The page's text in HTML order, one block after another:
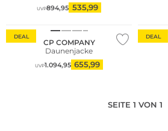
UVP894,95 535,99
DEAL
CP COMPANY
Daunenjacke
UVP1.094,95 655,99
DEAL
SEITE 1 VON 1